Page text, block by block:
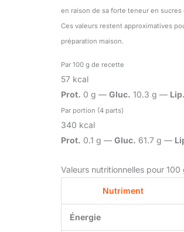
en raison de sa forte teneur en sucres
Ces valeurs restent approximatives
préparation maison.
Par 100 g de recette
57 kcal
Prot. 0 g — Gluc. 10.3 g — Lip.
Par portion (4 parts)
340 kcal
Prot. 0.1 g — Gluc. 61.7 g —
Valeurs nutritionnelles pour 100
Nutriment
Énergie